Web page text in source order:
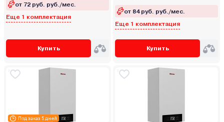
от 72 руб. руб./мес.
Еще 1 комплектация
Купить
от 84 руб. руб./мес.
Еще 1 комплектация
Купить
Под заказ 5 дней